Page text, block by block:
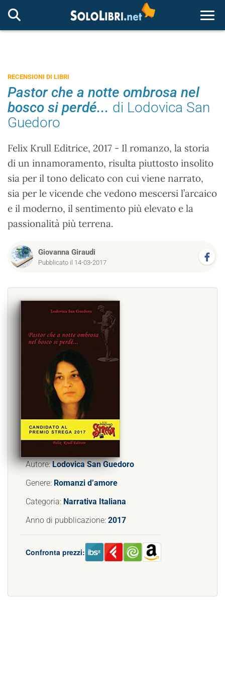
RECENSIONI DI LIBRI
Pastor che a notte ombrosa nel
bosco si perdé... di Lodovica San
Guedoro
Felix Krull Editrice, 2017 - Il romanzo, la storia
di un innamoramento, risulta piuttosto insolito
sia per il tono delicato con cui viene narrato,
sia per le vicende che vedono mescersi l’arcaico
e il moderno, il sentimento più elevato e la
passionalità più terrena.
Giovanna Giraudi
Pubblicato il 14-03-2017
Autore:Lodovica San Guedoro
Genere: Romanzi d’amore
Categoria: Narrativa Italiana
Anno di pubblicazione: 2017
Confronta prezzi: